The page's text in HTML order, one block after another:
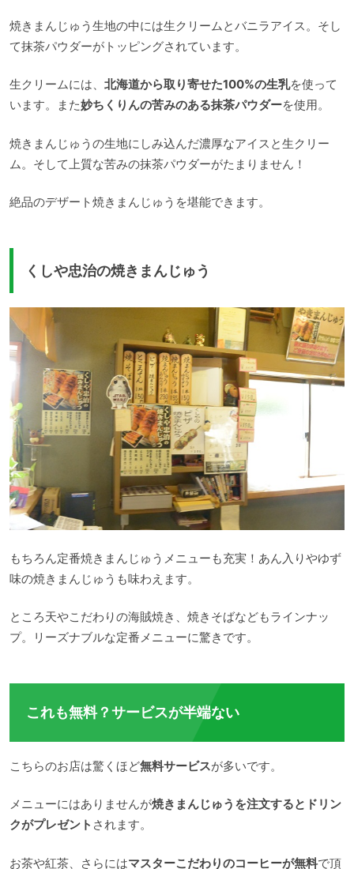
焼きまんじゅう生地の中には生クリームとバニラアイス。そし
て抹茶パウダーがトッピングされています。
生クリームには、 北海道から取り寄せた100%の生乳を使って
います。また妙ちくりんの苦みのある抹茶パウダーを使用。
焼きまんじゅうの生地にしみ込んだ濃厚なアイスと生クリー
ム。そして上質な苦みの抹茶パウダーがたまりません！
絶品のデザート焼きまんじゅうを堪能できます。
くしや忠治の焼きまんじゅう
もちろん定番焼きまんじゅうメニューも充実！あん入りやゆず
味の焼きまんじゅうも味わえます。
ところ天やこだわりの海賊焼き、焼きそばなどもラインナッ
プ。リーズナブルな定番メニューに驚きです。
これも無料？サービスが半端ない
こちらのお店は驚くほど無料サービスが多いです。
メニューにはありませんが焼きまんじゅうを注文するとドリン
クがプレゼント されます。
お茶や紅茶、さらにはマスターこだわりのコーヒーが無料で頂